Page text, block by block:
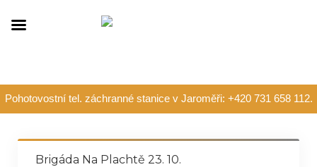
Pohotovostní tel. záchranné stanice v Jaroměři: +420 731 658 112.
Brigáda Na Plachtě 23. 10.